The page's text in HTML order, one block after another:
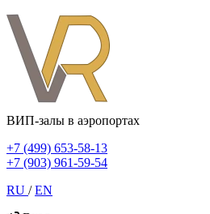
ВИП-залы в аэропортах
+7 (499) 653-58-13
+7 (903) 961-59-54
RU /EN